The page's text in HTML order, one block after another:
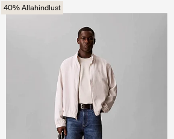
40% Allahindlust